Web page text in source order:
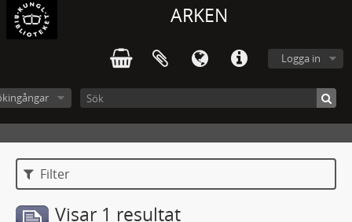
ARKEN
Logga in
Filter
Visar 1 resultat